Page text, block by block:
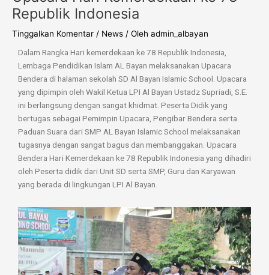
Republik Indonesia
Tinggalkan Komentar / News / Oleh admin_albayan
Dalam Rangka Hari kemerdekaan ke 78 Republik Indonesia,
Lembaga Pendidikan Islam AL Bayan melaksanakan Upacara
Bendera di halaman sekolah SD Al Bayan Islamic School. Upacara
yang dipimpin oleh Wakil Ketua LPI Al Bayan Ustadz Supriadi, S.E.
ini berlangsung dengan sangat khidmat. Peserta Didik yang
bertugas sebagai Pemimpin Upacara, Pengibar Bendera serta
Paduan Suara dari SMP AL Bayan Islamic School melaksanakan
tugasnya dengan sangat bagus dan membanggakan. Upacara
Bendera Hari Kemerdekaan ke 78 Republik Indonesia yang dihadiri
oleh Peserta didik dari Unit SD serta SMP, Guru dan Karyawan
yang berada di lingkungan LPI Al Bayan.